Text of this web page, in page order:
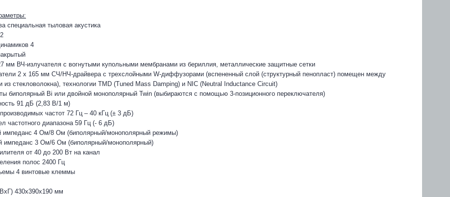
специальная тыловая акустика
4
мм ВЧ-излучателя с вогнутыми купольными мембранами из бериллия, металлические защитные сетки
2 х 165 мм СЧ/НЧ-драйвера с трехслойными W-диффузорами (вспененный слой (структурный пенопласт) помещен между
стекловолокна), технологии TMD (Tuned Mass Damping) и NIC (Neutral Inductance Circuit)
биполярный Bi или двойной монополярный Twin (выбираются с помощью 3-позиционного переключателя)
91 дБ (2,83 В/1 м)
частот 72 Гц – 40 кГц (± 3 дБ)
частотного диапазона 59 Гц (- 6 дБ)
импеданс 4 Ом/8 Ом (биполярный/монополярный режимы)
импеданс 3 Ом/6 Ом (биполярный/монополярный)
от 40 до 200 Вт на канал
полос 2400 Гц
4 винтовые клеммы
430x390x190 мм